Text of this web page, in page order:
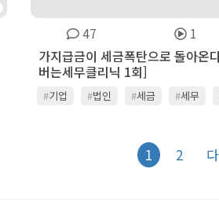
47 1
가지급금이 세금폭탄으로 돌아온
버는세무클리닉 1회]
#기업 #법인 #세금 #세무
1 2